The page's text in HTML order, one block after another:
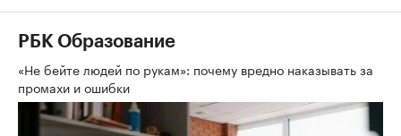
РБК Образование
«Не бейте людей по рукам»: почему вредно наказывать за
промахи и ошибки